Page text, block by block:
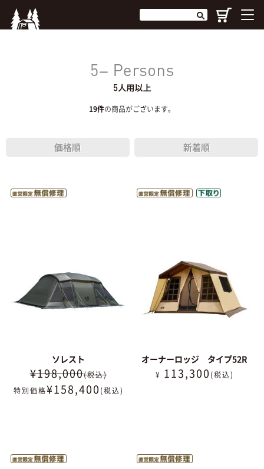
19件の商品がございます。
価格順 新着順
ソレスト
¥198,000(税込)
特別価格¥158,400 (税込)
オーナーロッジ タイプ52R
¥ 113,300 (税込)